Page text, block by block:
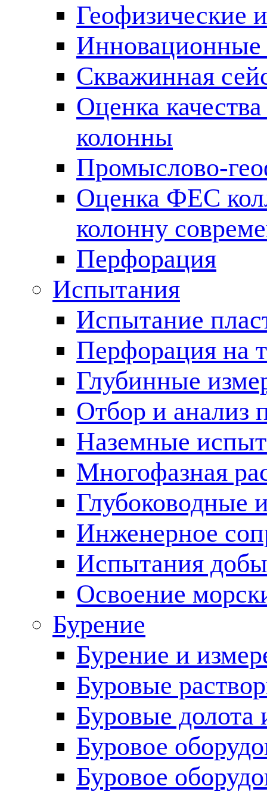
Геофизические
Инновационные
Скважинная
Оценка
колонны
Промыслово-
Оценка ФЕС
колонну
Перфорация
Испытания
Испытание
Перфорация на
Глубинные
Отбор и анализ
Наземные
Многофазная
Глубоководные
Инженерное
Испытания
Освоение
Бурение
Бурение и
Буровые
Буровые долота
Буровое
Буровое